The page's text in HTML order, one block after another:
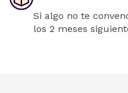
Si algo no te
los 2 meses